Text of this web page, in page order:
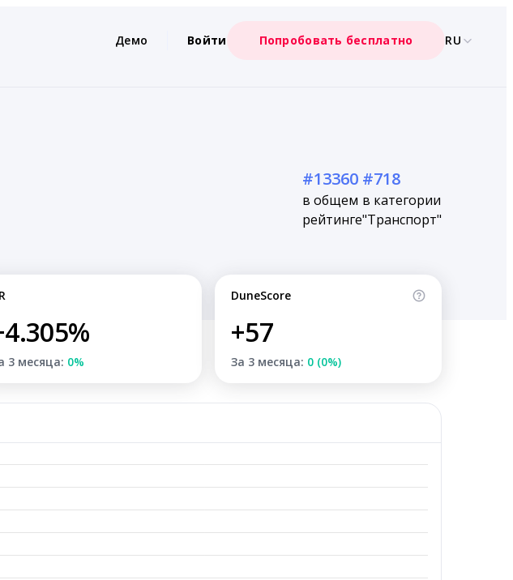
Демо Войти Попробовать бесплатно RU
#13360
в общем
рейтинге
#718
в категории
"Транспорт"
3 месяца: 0%
DuneScore
+57
За 3 месяца: 0 (0%)